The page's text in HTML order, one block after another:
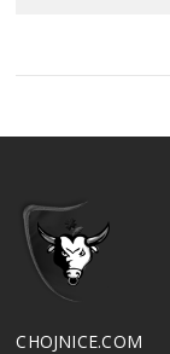
CHOJNICE.COM